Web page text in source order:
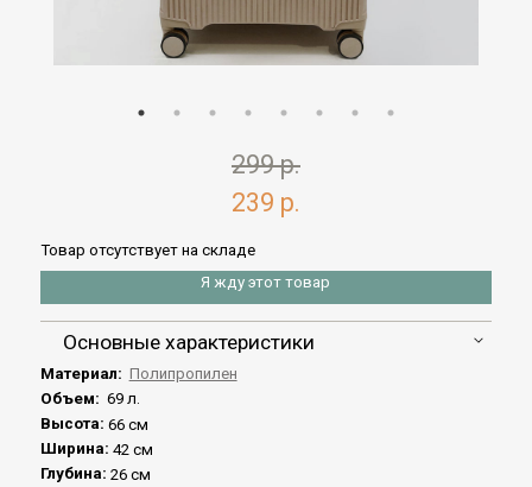
299 р.
239 р.
Товар отсутствует на складе
Я жду этот товар
Основные характеристики
Материал: Полипропилен
Объем: 69 л.
Высота: 66 см
Ширина: 42 см
Глубина: 26 см